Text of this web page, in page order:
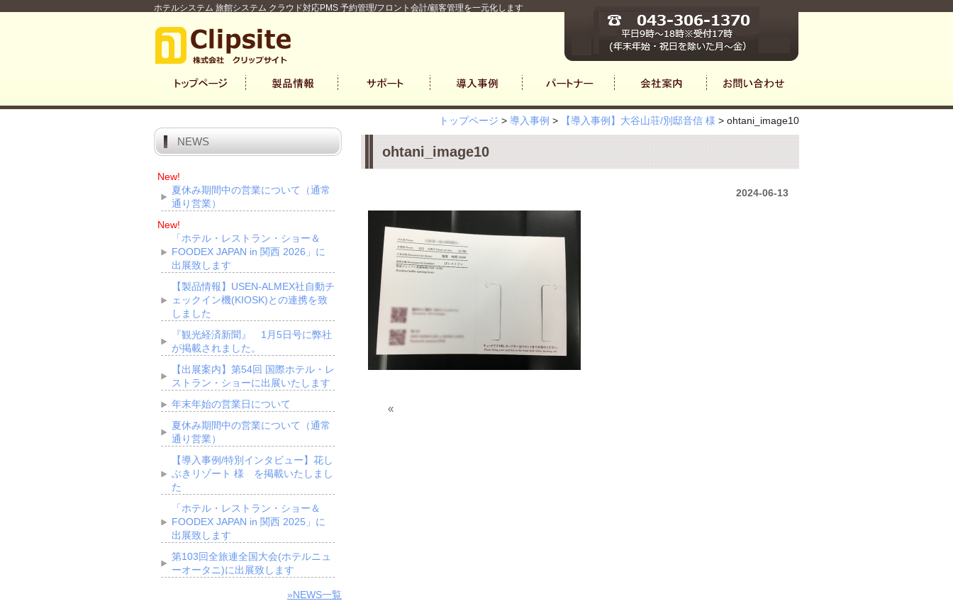
ホテルシステム 旅館システム クラウド対応PMS 予約管理/フロント会計/顧客管理を一元化します
トップページ > 導入事例 > 【導入事例】大谷山荘/別邸音信 様 > ohtani_image10
ohtani_image10
2024-06-13
«
NEWS
New!
夏休み期間中の営業について（通常
通り営業）
New!
「ホテル・レストラン・ショー＆
FOODEX JAPAN in 関西 2026」に
出展致します
【製品情報】USEN-ALMEX社自動チ
ェックイン機(KIOSK)との連携を致
しました
『観光経済新聞』 1月5日号に弊社
が掲載されました。
【出展案内】第54回 国際ホテル・レ
ストラン・ショーに出展いたします
年末年始の営業日について
夏休み期間中の営業について（通常
通り営業）
【導入事例/特別インタビュー】花し
ぶきリゾート 様 を掲載いたしまし
た
「ホテル・レストラン・ショー＆
FOODEX JAPAN in 関西 2025」に
出展致します
第103回全旅連全国大会(ホテルニュ
ーオータニ)に出展致します
»NEWS一覧